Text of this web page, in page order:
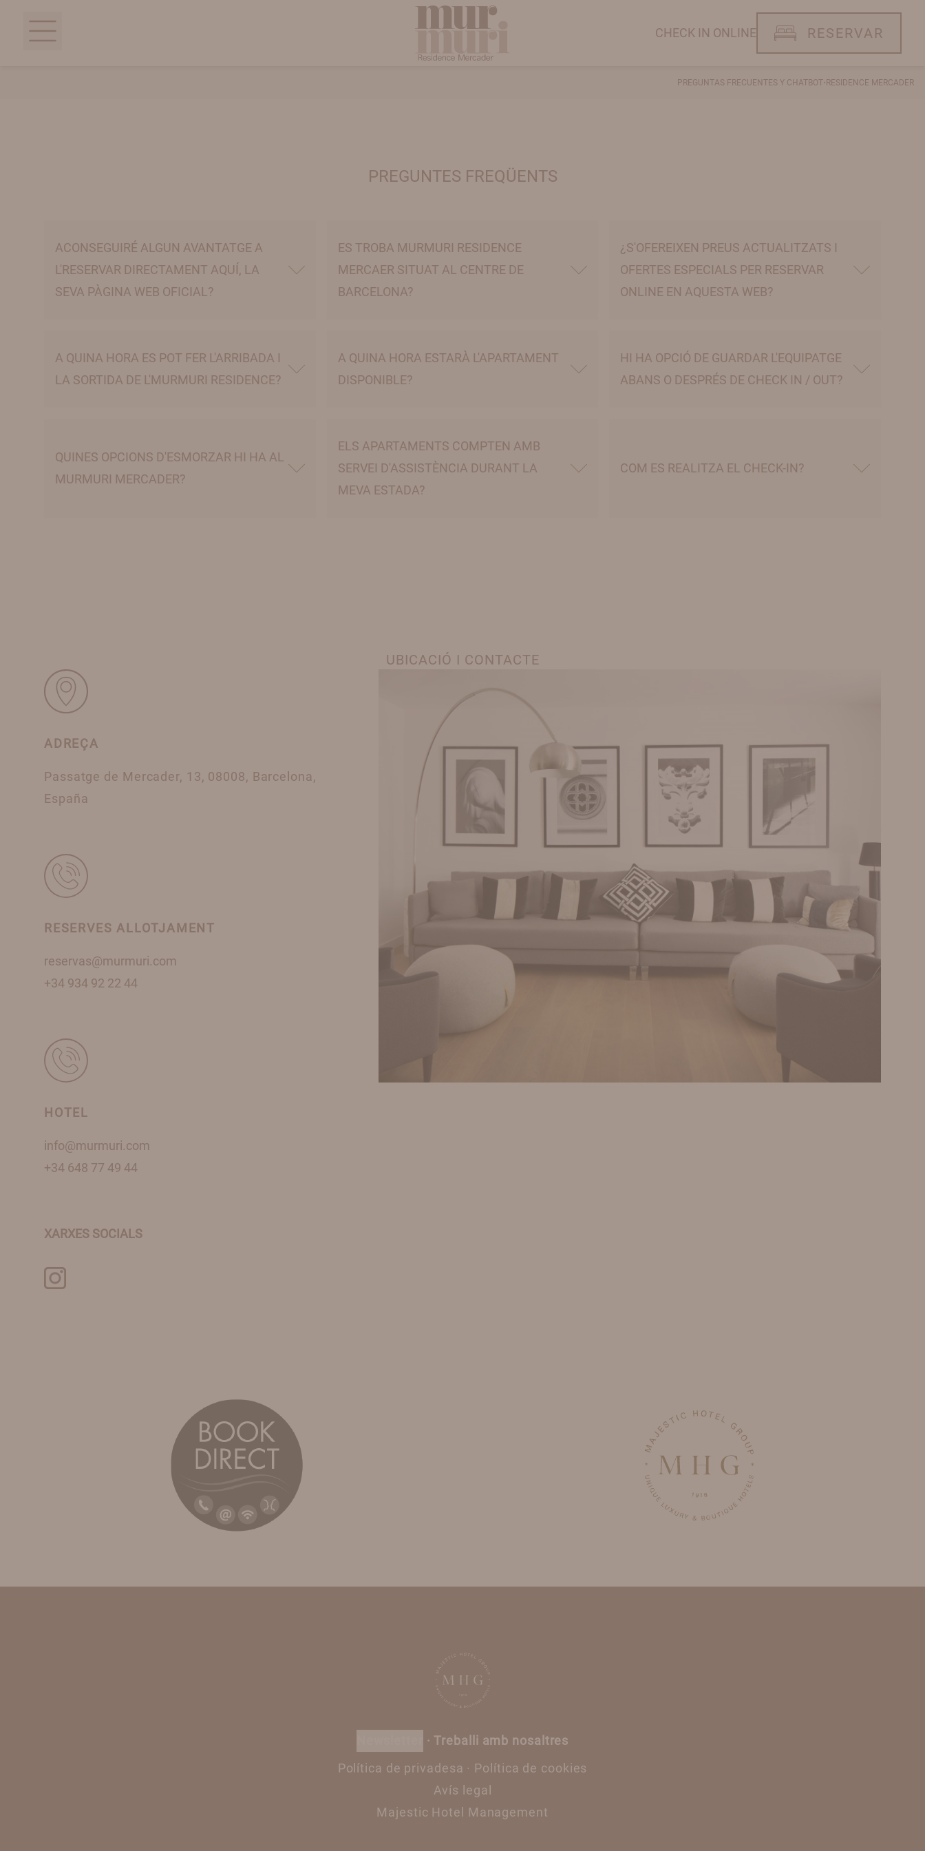
CHECK IN ONLINE RESERVAR
PREGUNTAS FRECUENTES Y CHATBOT· RESIDENCE MERCADER
PREGUNTES FREQÜENTS
ACONSEGUIRÉ ALGUN AVANTATGE A
L'RESERVAR DIRECTAMENT AQUÍ, LA
SEVA PÀGINA WEB OFICIAL?
ES TROBA MURMURI RESIDENCE
MERCAER SITUAT AL CENTRE DE
BARCELONA?
¿S'OFEREIXEN PREUS ACTUALITZATS I
OFERTES ESPECIALS PER RESERVAR
ONLINE EN AQUESTA WEB?
A QUINA HORA ES POT FER L'ARRIBADA I
LA SORTIDA DE L'MURMURI RESIDENCE?
A QUINA HORA ESTARÀ L'APARTAMENT
DISPONIBLE?
HI HA OPCIÓ DE GUARDAR L'EQUIPATGE
ABANS O DESPRÉS DE CHECK IN / OUT?
QUINES OPCIONS D'ESMORZAR HI HA AL
MURMURI MERCADER?
ELS APARTAMENTS COMPTEN AMB
SERVEI D'ASSISTÈNCIA DURANT LA
MEVA ESTADA?
COM ES REALITZA EL CHECK-IN?
UBICACIÓ I CONTACTE
ADREÇA
Passatge de Mercader, 13, 08008, Barcelona,
España
RESERVES ALLOTJAMENT
reservas@murmuri.com
+34 934 92 22 44
HOTEL
info@murmuri.com
+34 648 77 49 44
XARXES SOCIALS
· Treballi amb nosaltres
Política de privadesa · Política de cookies
Avís legal
Majestic Hotel Management